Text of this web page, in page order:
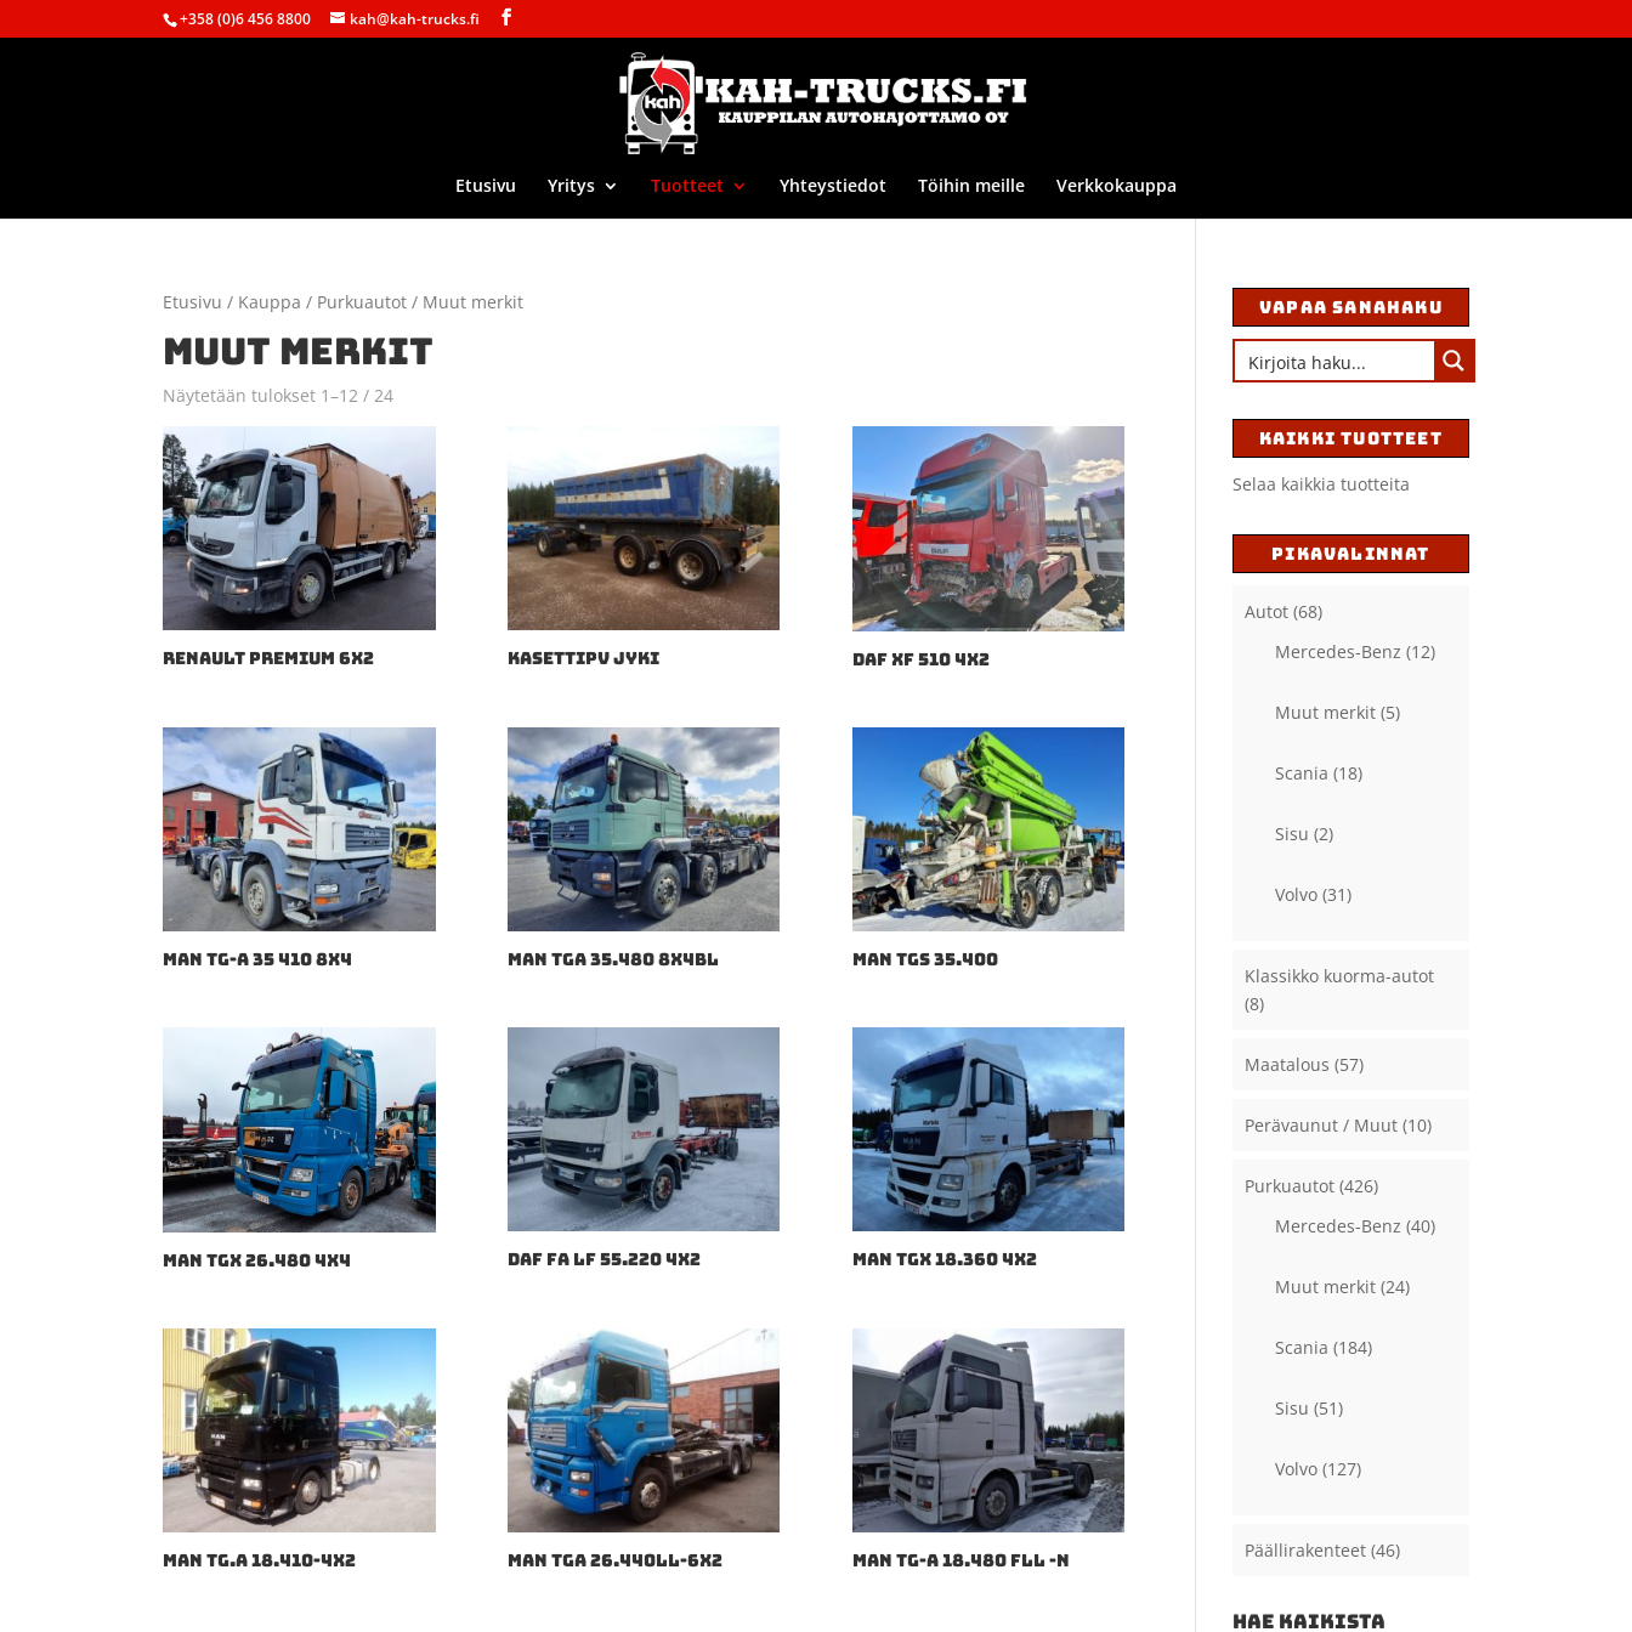
+358 (0)6 456 8800 kah@kah-trucks.fi
Etusivu Yritys Tuotteet Yhteystiedot Töihin meille Verkkokauppa
Etusivu / Kauppa / Purkuautot / Muut merkit
MUUT MERKIT
Näytetään tulokset 1–12 / 24
RENAULT PREMIUM 6X2 KASETTIPV JYKI DAF XF 510 4X2
MAN TG-A 35 410 8X4 MAN TGA 35.480 8X4BL MAN TGS 35.400
MAN TGX 26.480 4X4 DAF FA LF 55.220 4X2 MAN TGX 18.360 4X2
MAN TG.A 18.410-4X2 MAN TGA 26.440LL-6X2 MAN TG-A 18.480 FLL -N
VAPAA SANAHAKU
KAIKKI TUOTTEET
Selaa kaikkia tuotteita
PIKAVALINNAT
Autot (68)
Mercedes-Benz (12)
Muut merkit (5)
Scania (18)
Sisu (2)
Volvo (31)
Klassikko kuorma-autot
(8)
Maatalous (57)
Perävaunut / Muut (10)
Purkuautot (426)
Mercedes-Benz (40)
Muut merkit (24)
Scania (184)
Sisu (51)
Volvo (127)
Päällirakenteet (46)
HAE KAIKISTA